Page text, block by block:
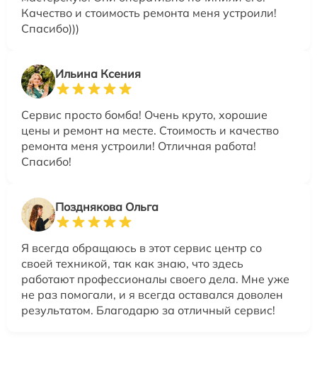
Качество и стоимость ремонта меня устроили!
Спасибо)))
Ильина Ксения
Сервис просто бомба! Очень круто, хорошие
цены и ремонт на месте. Стоимость и качество
ремонта меня устроили! Отличная работа!
Спасибо!
Позднякова Ольга
Я всегда обращаюсь в этот сервис центр со
своей техникой, так как знаю, что здесь
работают профессионалы своего дела. Мне уже
не раз помогали, и я всегда оставался доволен
результатом. Благодарю за отличный сервис!